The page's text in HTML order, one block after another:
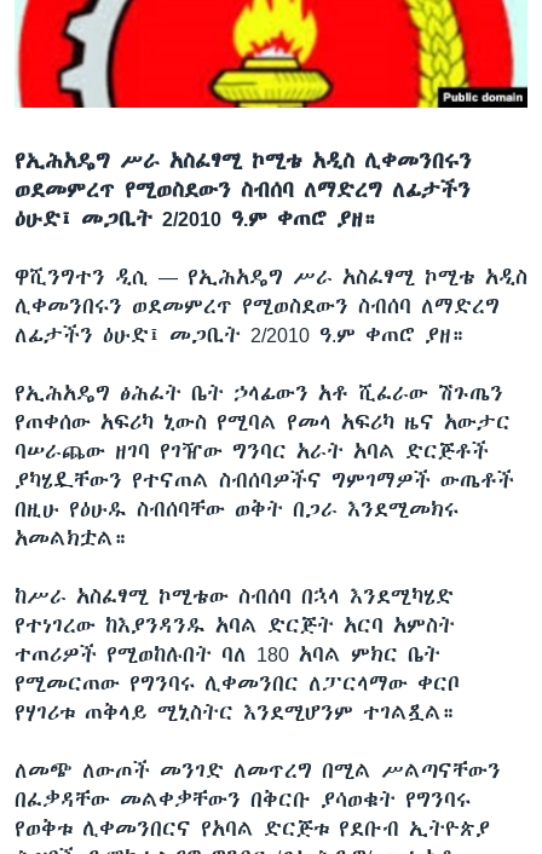
ቋንቋዎች
የኢሕአዴግ ሥራ አስፈፃሚ ኮሚቴ አዲስ ሊቀመንበሩን
ወደመምረጥ የሚወስደውን ስብሰባ ለማድረግ ለፊታችን
ዕሁድ፤ መጋቢት 2/2010 ዓ.ም ቀጠሮ ያዘ።
ዋሺንግተን ዲሲ — የኢሕአዴግ ሥራ አስፈፃሚ ኮሚቴ አዲስ
ሊቀመንበሩን ወደመምረጥ የሚወስደውን ስብሰባ ለማድረግ
ለፊታችን ዕሁድ፤ መጋቢት 2/2010 ዓ.ም ቀጠሮ ያዘ።
የኢሕአዴግ ፅሕፈት ቤት ኃላፊውን አቶ ሺፈራው ሽጉጤን
የጠቀሰው አፍሪካ ኒውስ የሚባል የመላ አፍሪካ ዜና አውታር
ባሠራጨው ዘገባ የገዥው ግንባር አራት አባል ድርጅቶች
ያካሄዷቸውን የተናጠል ስብሰባዎችና ግምገማዎች ውጤቶች
በዚሁ የዕሁዱ ስብሰባቸው ወቅት በጋራ እንደሚመክሩ
አመልክቷል።
ከሥራ አስፈፃሚ ኮሚቴው ስብሰባ በኋላ እንደሚካሄድ
የተነገረው ከእያንዳንዱ አባል ድርጅት አርባ አምስት
ተጠሪዎች የሚወከሉበት ባለ 180 አባል ምክር ቤት
የሚመርጠው የግንባሩ ሊቀመንበር ለፓርላማው ቀርቦ
የሃገሪቱ ጠቅላይ ሚኒስትር እንደሚሆንም ተገልጿል።
ለመጭ ለውጦች መንገድ ለመጥረግ በሚል ሥልጣናቸውን
በፈቃዳቸው መልቀቃቸውን በቅርቡ ያሳወቁት የግንባሩ
የወቅቱ ሊቀመንበርና የአባል ድርጅቱ የደቡብ ኢትዮጵያ